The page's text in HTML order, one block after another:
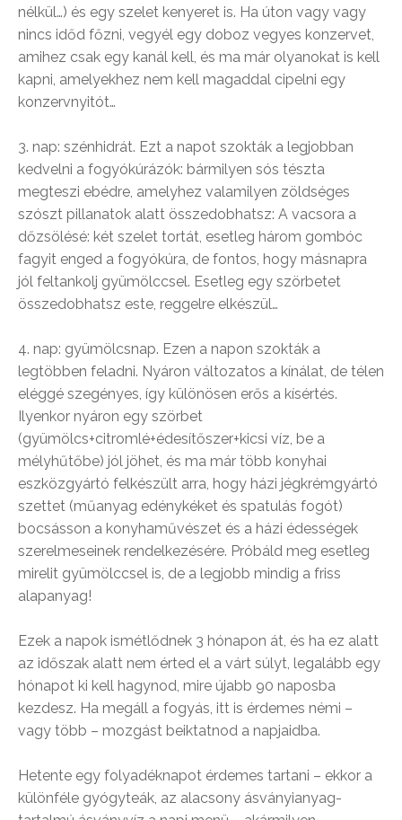
nélkül…) és egy szelet kenyeret is. Ha úton vagy vagy
nincs időd főzni, vegyél egy doboz vegyes konzervet,
amihez csak egy kanál kell, és ma már olyanokat is kell
kapni, amelyekhez nem kell magaddal cipelni egy
konzervnyitót…
3. nap: szénhidrát. Ezt a napot szokták a legjobban
kedvelni a fogyókúrázók: bármilyen sós tészta
megteszi ebédre, amelyhez valamilyen zöldséges
szószt pillanatok alatt összedobhatsz: A vacsora a
dőzsölésé: két szelet tortát, esetleg három gombóc
fagyit enged a fogyókúra, de fontos, hogy másnapra
jól feltankolj gyümölccsel. Esetleg egy szörbetet
összedobhatsz este, reggelre elkészül…
4. nap: gyümölcsnap. Ezen a napon szokták a
legtöbben feladni. Nyáron változatos a kínálat, de télen
eléggé szegényes, így különösen erős a kísértés.
Ilyenkor nyáron egy szörbet
(gyümölcs+citromlé+édesítőszer+kicsi víz, be a
mélyhűtőbe) jól jöhet, és ma már több konyhai
eszközgyártó felkészült arra, hogy házi jégkrémgyártó
szettet (műanyag edénykéket és spatulás fogót)
bocsásson a konyhaművészet és a házi édességek
szerelmeseinek rendelkezésére. Próbáld meg esetleg
mirelit gyümölccsel is, de a legjobb mindig a friss
alapanyag!
Ezek a napok ismétlődnek 3 hónapon át, és ha ez alatt
az időszak alatt nem érted el a várt súlyt, legalább egy
hónapot ki kell hagynod, mire újabb 90 naposba
kezdesz. Ha megáll a fogyás, itt is érdemes némi –
vagy több – mozgást beiktatnod a napjaidba.
Hetente egy folyadéknapot érdemes tartani – ekkor a
különféle gyógyteák, az alacsony ásványianyag-